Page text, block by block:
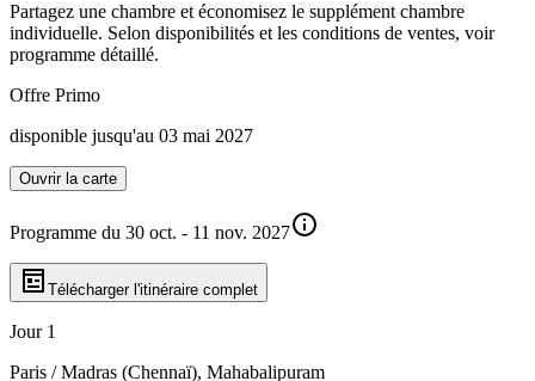
Partagez une chambre et économisez le supplément chambre
individuelle. Selon disponibilités et les conditions de ventes, voir
programme détaillé.
Offre Primo
disponible jusqu'au 03 mai 2027
Ouvrir la carte
Programme du 30 oct. - 11 nov. 2027
Télécharger l'itinéraire complet
Jour 1
Paris / Madras (Chennaï), Mahabalipuram